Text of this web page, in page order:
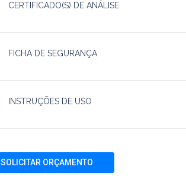
CERTIFICADO(S) DE ANÁLISE
FICHA DE SEGURANÇA
INSTRUÇÕES DE USO
SOLICITAR ORÇAMENTO